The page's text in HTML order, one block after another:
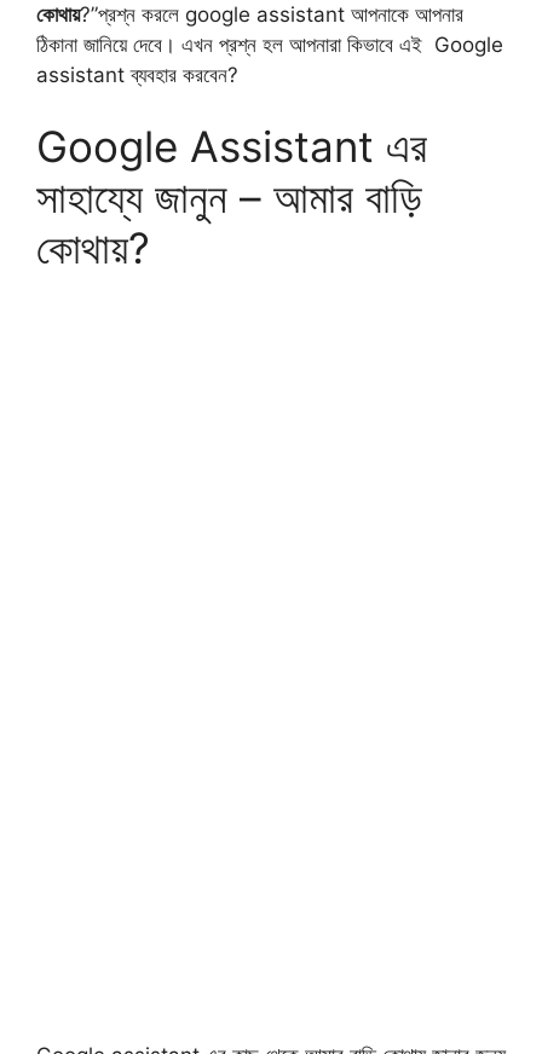
কোথায়?”প্রশ্ন করলে google assistant আপনাকে আপনার
ঠিকানা জানিয়ে দেবে। এখন প্রশ্ন হল আপনারা কিভাবে এই Google
assistant ব্যবহার করবেন?
Google Assistant এর
সাহায্যে জানুন – আমার বাড়ি
কোথায়?